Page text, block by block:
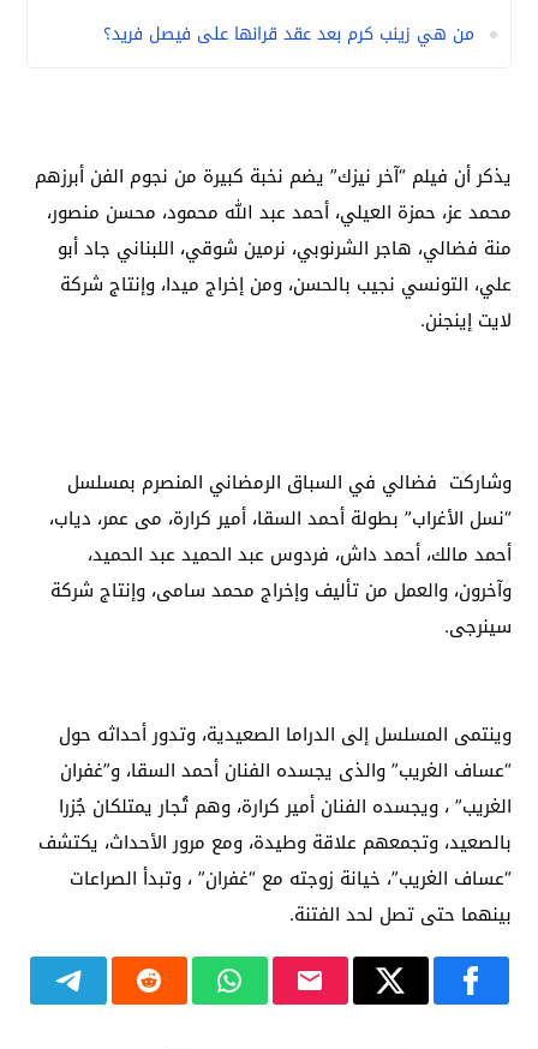
من هي زينب كرم بعد عقد قرانها على فيصل فريد؟
يذكر أن فيلم “آخر نيزك” يضم نخبة كبيرة من نجوم الفن أبرزهم
محمد عز، حمزة العيلي، أحمد عبد الله محمود، محسن منصور،
منة فضالي، هاجر الشرنوبي، نرمين شوقي، اللبناني جاد أبو
علي، التونسي نجيب بالحسن، ومن إخراج ميدا، وإنتاج شركة
لايت إينجنن.
وشاركت فضالي في السباق الرمضاني المنصرم بمسلسل
“نسل الأغراب” بطولة أحمد السقا، أمير كرارة، مى عمر، دياب،
أحمد مالك، أحمد داش، فردوس عبد الحميد عبد الحميد،
وآخرون، والعمل من تأليف وإخراج محمد سامى، وإنتاج شركة
سينرجى.
وينتمى المسلسل إلى الدراما الصعيدية، وتدور أحداثه حول
“عساف الغريب” والذى يجسده الفنان أحمد السقا، و”غفران
الغريب” ، ويجسده الفنان أمير كرارة، وهم تُجار يمتلكان جُزرا
بالصعيد، وتجمعهم علاقة وطيدة، ومع مرور الأحداث، يكتشف
“عساف الغريب”، خيانة زوجته مع “غفران” ، وتبدأ الصراعات
بينهما حتى تصل لحد الفتنة.